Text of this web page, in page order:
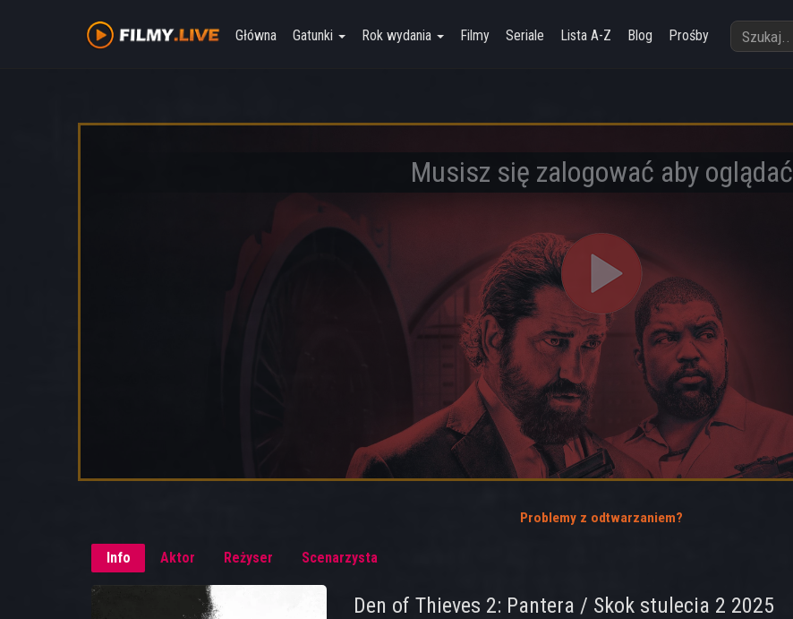
Główna Gatunki Rok wydania Filmy Seriale Lista A-Z Blog Prośby
Musisz się zalogować aby oglądać
Problemy z odtwarzaniem?
Info Aktor Reżyser Scenarzysta
Den of Thieves 2: Pantera / Skok stulecia 2 2025